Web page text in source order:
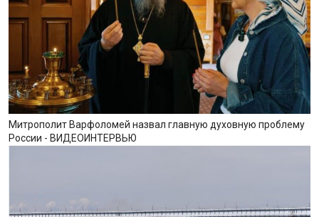
Митрополит Варфоломей назвал главную духовную проблему
России - ВИДЕОИНТЕРВЬЮ